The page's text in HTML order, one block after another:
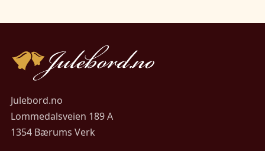
Julebord.no
Lommedalsveien 189 A
1354 Bærums Verk